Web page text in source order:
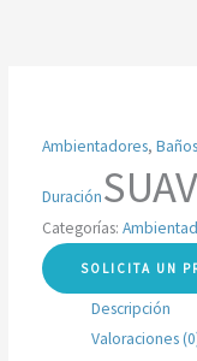
Ambientadores, Baños
Duración
Categorías:
SOLICITA UN
Descripción
Valoraciones